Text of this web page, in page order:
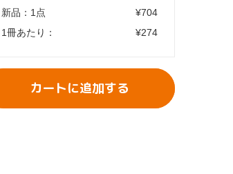
新品： 1 点 ¥704
1冊あたり：
¥274
カートに追加する